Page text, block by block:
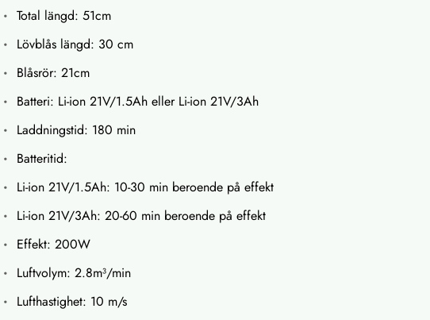
Total längd: 51cm
Lövblås längd: 30 cm
Blåsrör: 21cm
Batteri: Li-ion 21V/1.5Ah eller Li-ion 21V/3Ah
Laddningstid: 180 min
Batteritid:
Li-ion 21V/1.5Ah: 10-30 min beroende på effekt
Li-ion 21V/3Ah: 20-60 min beroende på effekt
Effekt: 200W
Luftvolym: 2.8m³/min
Lufthastighet: 10 m/s